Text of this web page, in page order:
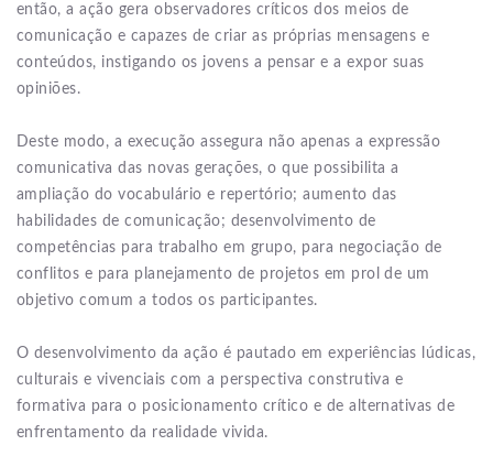
então, a ação gera observadores críticos dos meios de
comunicação e capazes de criar as próprias mensagens e
conteúdos, instigando os jovens a pensar e a expor suas
opiniões.
Deste modo, a execução assegura não apenas a expressão
comunicativa das novas gerações, o que possibilita a
ampliação do vocabulário e repertório; aumento das
habilidades de comunicação; desenvolvimento de
competências para trabalho em grupo, para negociação de
conflitos e para planejamento de projetos em prol de um
objetivo comum a todos os participantes.
O desenvolvimento da ação é pautado em experiências lúdicas,
culturais e vivenciais com a perspectiva construtiva e
formativa para o posicionamento crítico e de alternativas de
enfrentamento da realidade vivida.